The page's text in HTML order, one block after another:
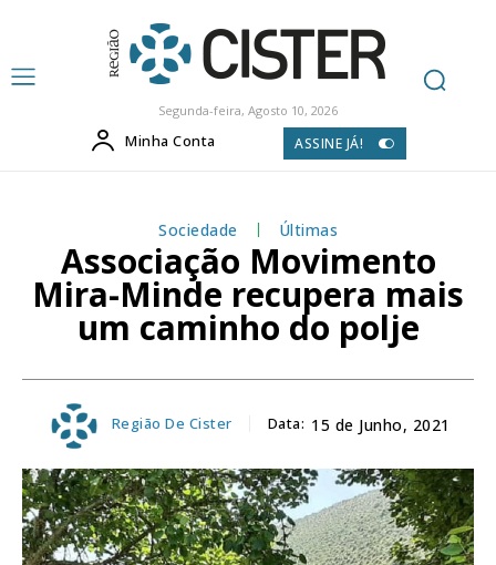
Segunda-feira, Agosto 10, 2026
Minha Conta ASSINE JÁ!
Sociedade Últimas
Associação Movimento
Mira-Minde recupera mais
um caminho do polje
Região De Cister Data: 15 de Junho, 2021